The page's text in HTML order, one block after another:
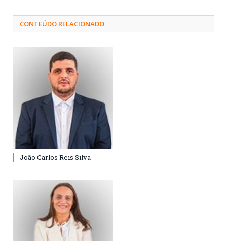
CONTEÚDO RELACIONADO
João Carlos Reis Silva